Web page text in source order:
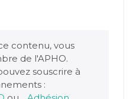
contenu, vous
de l'APHO.
souscrire à
: